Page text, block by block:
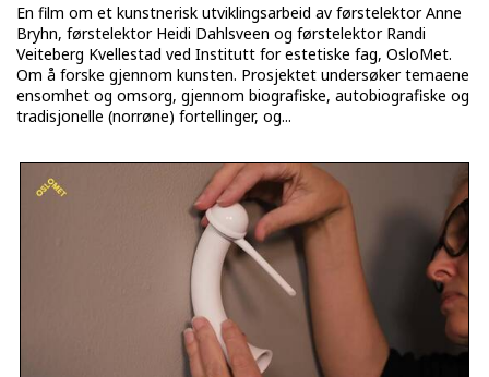
En film om et kunstnerisk utviklingsarbeid av førstelektor Anne
Bryhn, førstelektor Heidi Dahlsveen og førstelektor Randi
Veiteberg Kvellestad ved Institutt for estetiske fag, OsloMet.
Om å forske gjennom kunsten. Prosjektet undersøker temaene
ensomhet og omsorg, gjennom biografiske, autobiografiske og
tradisjonelle (norrøne) fortellinger, og...